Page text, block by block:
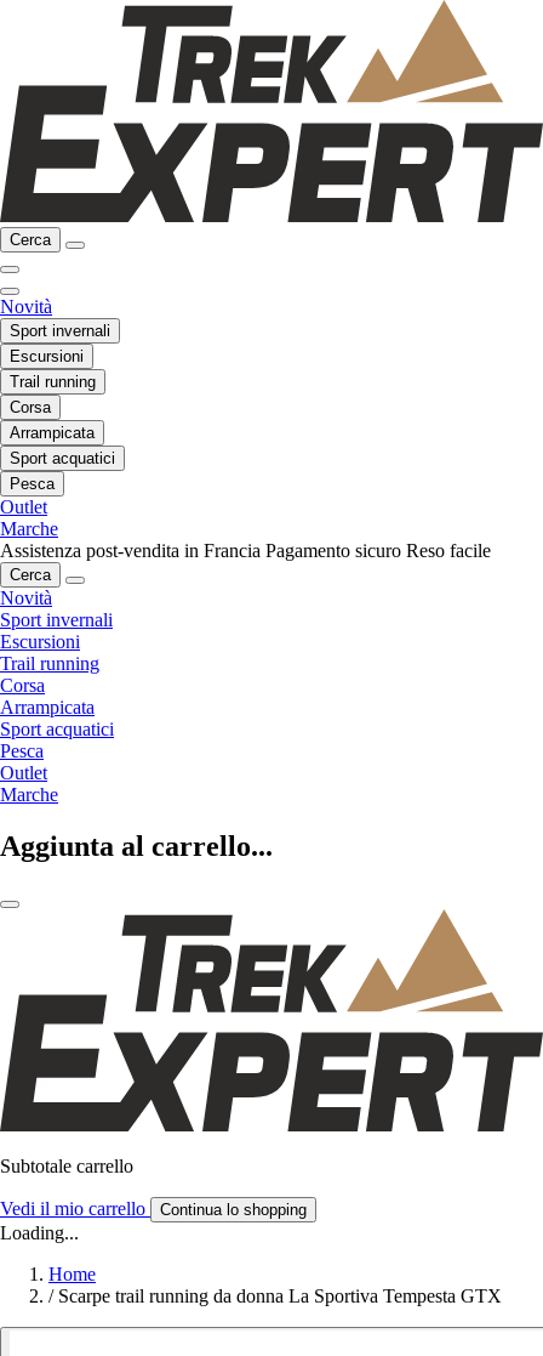
Cerca
Novità
Sport invernali
Escursioni
Trail running
Corsa
Arrampicata
Sport acquatici
Pesca
Outlet
Marche
Assistenza post-vendita in Francia Pagamento sicuro Reso facile
Cerca
Novità
Sport invernali
Escursioni
Trail running
Corsa
Arrampicata
Sport acquatici
Pesca
Outlet
Marche
Aggiunta al carrello...
Subtotale carrello
Vedi il mio carrello Continua lo shopping
Loading...
Home
/ Scarpe trail running da donna La Sportiva Tempesta GTX